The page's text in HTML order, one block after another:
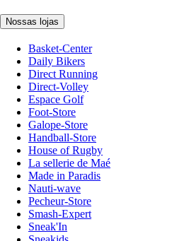
Nossas lojas
Basket-Center
Daily Bikers
Direct Running
Direct-Volley
Espace Golf
Foot-Store
Galope-Store
Handball-Store
House of Rugby
La sellerie de Maé
Made in Paradis
Nauti-wave
Pecheur-Store
Smash-Expert
Sneak'In